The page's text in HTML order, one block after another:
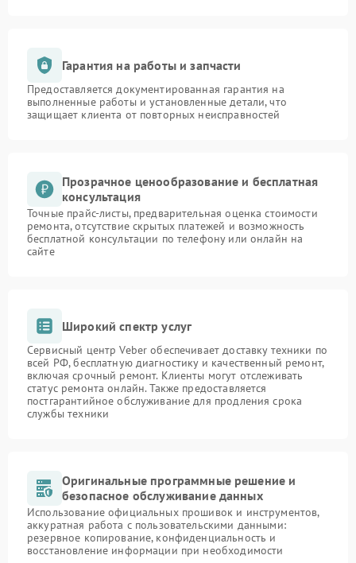
Гарантия на работы и запчасти
Предоставляется документированная гарантия на
выполненные работы и установленные детали, что
защищает клиента от повторных неисправностей
Прозрачное ценообразование и бесплатная
консультация
Точные прайс-листы, предварительная оценка стоимости
ремонта, отсутствие скрытых платежей и возможность
бесплатной консультации по телефону или онлайн на
сайте
Широкий спектр услуг
Сервисный центр Veber обеспечивает доставку техники по
всей РФ, бесплатную диагностику и качественный ремонт,
включая срочный ремонт. Клиенты могут отслеживать
статус ремонта онлайн. Также предоставляется
постгарантийное обслуживание для продления срока
службы техники
Оригинальные программные решение и
безопасное обслуживание данных
Использование официальных прошивок и инструментов,
аккуратная работа с пользовательскими данными:
резервное копирование, конфиденциальность и
восстановление информации при необходимости